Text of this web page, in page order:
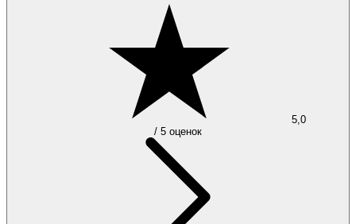
5,0
/ 5 оценок